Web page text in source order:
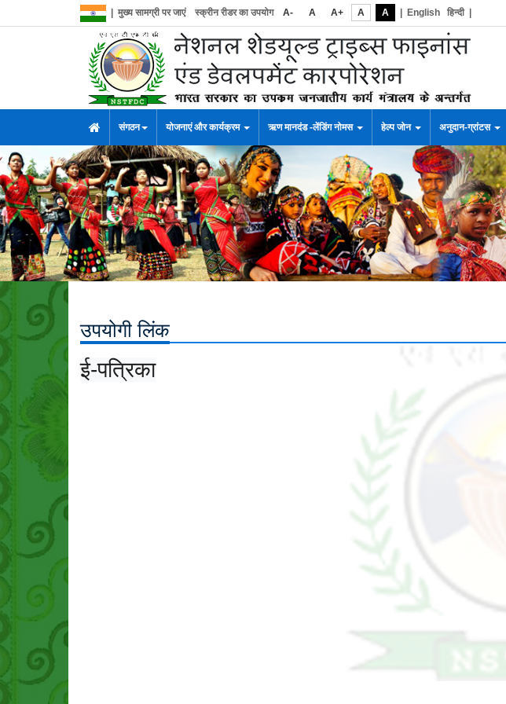
मुख्य सामग्री पर जाएं स्क्रीन रीडर का उपयोग A- A A+ A A English हिन्दी|
संगठन योजनाएं और कार्यक्रम ऋण मानदंड -लेंडिंग नोमस हेल्प जोन अनुदान-ग्रांटस
उपयोगी लिंक
ई-पत्रिका